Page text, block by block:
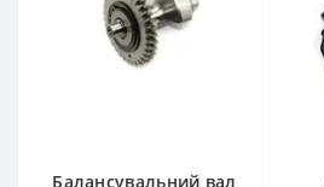
Балансувальний вал